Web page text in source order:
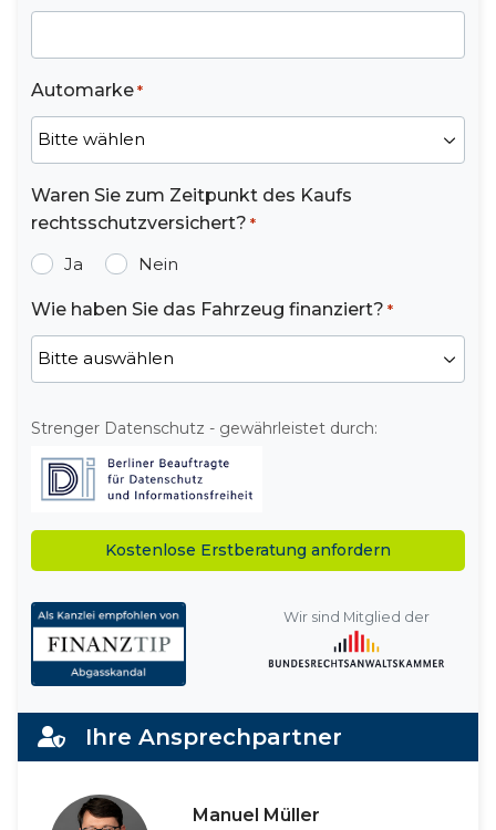
Automarke *
Waren Sie zum Zeitpunkt des Kaufs
rechtsschutzversichert? *
Ja Nein
Wie haben Sie das Fahrzeug finanziert? *
Strenger Datenschutz - gewährleistet durch:
Alternative:
Wir sind Mitglied der
Ihre Ansprechpartner
Manuel Müller